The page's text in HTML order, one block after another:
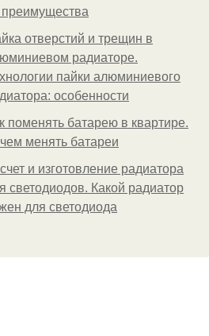
преимущества
отверстий и трещин в
радиаторе.
пайки алюминиевого
особенности
поменять батарею в квартире.
менять батареи
и изготовление радиатора
светодиодов. Какой радиатор
для светодиода